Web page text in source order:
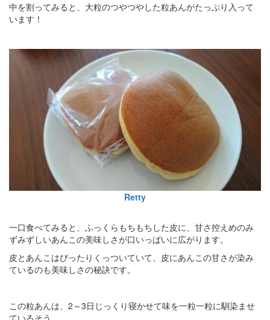
中を割ってみると、大粒のつやつやした粒あんがたっぷり入って
います！
Retty
一口食べてみると、ふっくらもちもちした皮に、甘さ控えめのみ
ずみずしいあんこの美味しさが口いっぱいに広がります。
皮とあんこはぴったりくっついていて、皮にあんこの甘さが染み
ているのも美味しさの秘訣です。
この粒あんは、2～3日じっくり寝かせて味を一粒一粒に馴染ませ
ているそう。